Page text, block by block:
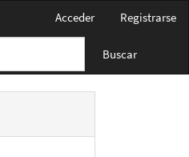
Acceder Registrarse
Buscar